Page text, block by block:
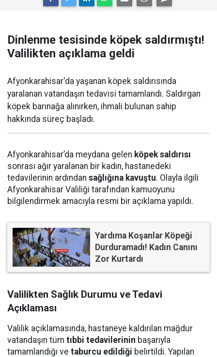
Dinlenme tesisinde köpek saldırmıştı!
Valilikten açıklama geldi
Afyonkarahisar'da yaşanan köpek saldırısında
yaralanan vatandaşın tedavisi tamamlandı. Saldırgan
köpek barınağa alınırken, ihmali bulunan sahip
hakkında süreç başladı.
Afyonkarahisar’da meydana gelen köpek saldırısı
sonrası ağır yaralanan bir kadın, hastanedeki
tedavilerinin ardından sağlığına kavuştu. Olayla ilgili
Afyonkarahisar Valiliği tarafından kamuoyunu
bilgilendirmek amacıyla resmi bir açıklama yapıldı.
Yardıma Koşanlar Köpeği
Durduramadı! Kadın Canını
Zor Kurtardı
Valilikten Sağlık Durumu ve Tedavi
Açıklaması
Valilik açıklamasında, hastaneye kaldırılan mağdur
vatandaşın tüm tıbbi tedavilerinin başarıyla
tamamlandığı ve taburcu edildiği belirtildi. Yapılan